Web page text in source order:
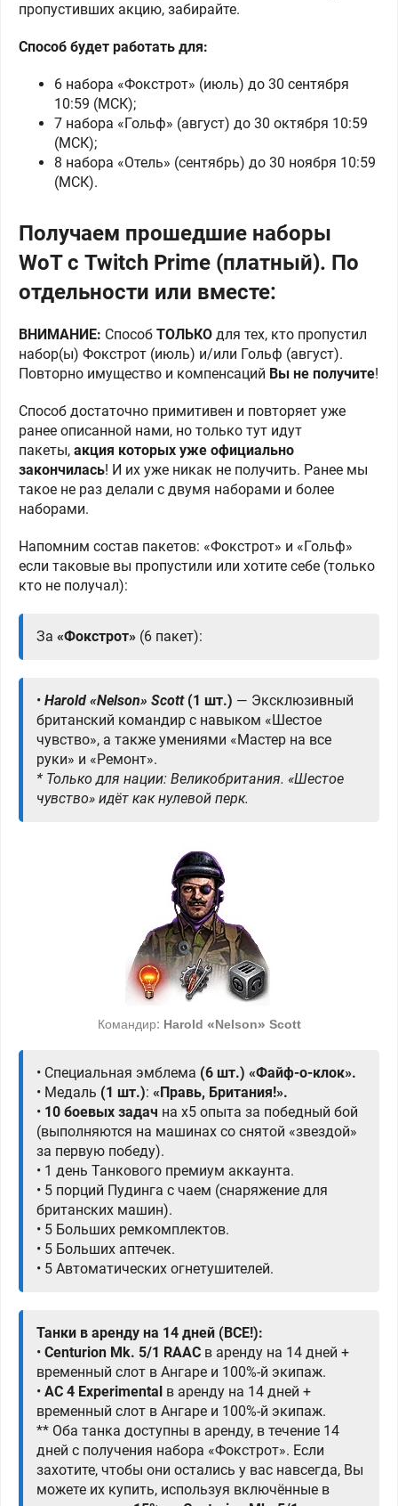
пропустивших акцию, забирайте.
Способ будет работать для:
6 набора «Фокстрот» (июль) до 30 сентября
10:59 (МСК);
7 набора «Гольф» (август) до 30 октября 10:59
(МСК);
8 набора «Отель» (сентябрь) до 30 ноября 10:59
(МСК).
Получаем прошедшие наборы
WoT с Twitch Prime (платный). По
отдельности или вместе:
ВНИМАНИЕ: Способ ТОЛЬКО для тех, кто пропустил
набор(ы) Фокстрот (июль) и/или Гольф (август).
Повторно имущество и компенсаций Вы не получите!
Способ достаточно примитивен и повторяет уже
ранее описанной нами, но только тут идут
пакеты, акция которых уже официально
закончилась! И их уже никак не получить. Ранее мы
такое не раз делали с двумя наборами и более
наборами.
Напомним состав пакетов: «Фокстрот» и «Гольф»
если таковые вы пропустили или хотите себе (только
кто не получал):
За «Фокстрот» (6 пакет):
• Harold «Nelson» Scott (1 шт.) — Эксклюзивный
британский командир с навыком «Шестое
чувство», а также умениями «Мастер на все
руки» и «Ремонт».
* Только для нации: Великобритания. «Шестое
чувство» идёт как нулевой перк.
Командир: Harold «Nelson» Scott
• Специальная эмблема (6 шт.) «Файф-о-клок».
• Медаль (1 шт.): «Правь, Британия!».
• 10 боевых задач на х5 опыта за победный бой
(выполняются на машинах со снятой «звездой»
за первую победу).
• 1 день Танкового премиум аккаунта.
• 5 порций Пудинга с чаем (снаряжение для
британских машин).
• 5 Больших ремкомплектов.
• 5 Больших аптечек.
• 5 Автоматических огнетушителей.
Танки в аренду на 14 дней (ВСЕ!):
• Centurion Mk. 5/1 RAAC в аренду на 14 дней +
временный слот в Ангаре и 100%-й экипаж.
• AC 4 Experimental в аренду на 14 дней +
временный слот в Ангаре и 100%-й экипаж.
** Оба танка доступны в аренду, в течение 14
дней с получения набора «Фокстрот». Если
захотите, чтобы они остались у вас навсегда, Вы
можете их купить, используя включённые в